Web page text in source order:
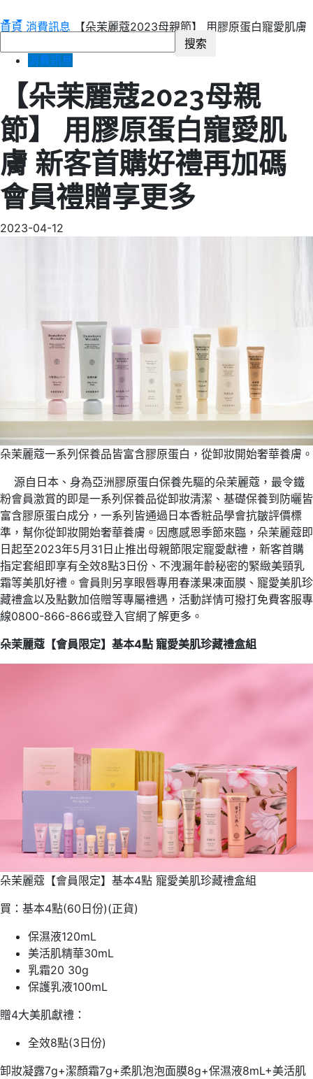
首頁 消費訊息
【朵茉麗蔻2023母親節】 用膠原蛋白寵愛肌膚
消費訊息
【朵茉麗蔻2023母親
節】 用膠原蛋白寵愛肌
膚 新客首購好禮再加碼
會員禮贈享更多
2023-04-12
朵茉麗蔻一系列保養品皆富含膠原蛋白，從卸妝開始奢華養膚。
源自日本、身為亞洲膠原蛋白保養先驅的朵茉麗蔻，最令鐵
粉會員激賞的即是一系列保養品從卸妝清潔、基礎保養到防曬皆
富含膠原蛋白成分，一系列皆通過日本香粧品學會抗皺評價標
準，幫你從卸妝開始奢華養膚。因應感恩季節來臨，朵茉麗蔻即
日起至2023年5月31日止推出母親節限定寵愛獻禮，新客首購
指定套組即享有全效8點3日份、不洩漏年齡秘密的緊緻美頸乳
霜等美肌好禮。會員則另享眼唇專用春漾果凍面膜、寵愛美肌珍
藏禮盒以及點數加倍贈等專屬禮遇，活動詳情可撥打免費客服專
線0800-866-866或登入官網了解更多。
朵茉麗蔻【會員限定】基本4點 寵愛美肌珍藏禮盒組
朵茉麗蔻【會員限定】基本4點 寵愛美肌珍藏禮盒組
買：基本4點(60日份)(正貨)
保濕液120mL
美活肌精華30mL
乳霜20 30g
保護乳液100mL
贈4大美肌獻禮：
全效8點(3日份)
卸妝凝露7g+潔顏霜7g+柔肌泡泡面膜8g+保濕液8mL+美活肌